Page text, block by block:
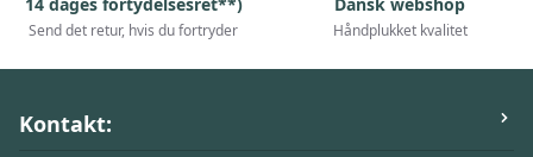
Send det retur, hvis du fortryder Håndplukket kvalitet
Kontakt: